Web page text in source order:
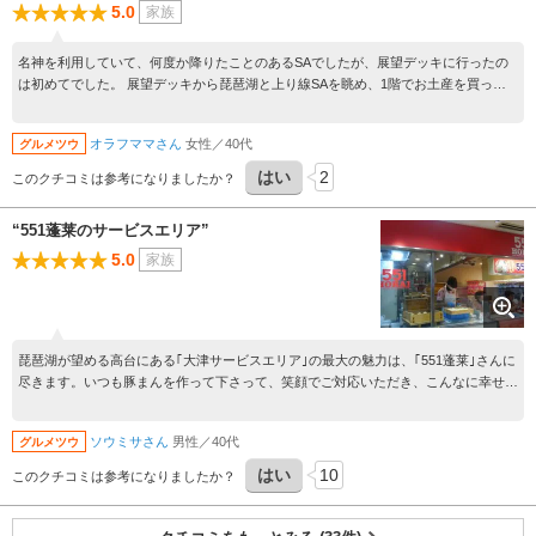
5.0 家族
名神を利用していて、何度か降りたことのあるSAでしたが、展望デッキに行ったの
は初めてでした。 展望デッキから琵琶湖と上り線SAを眺め、1階でお土産を買って
グルメツウ オラフママさん 女性／40代
このクチコミは参考になりましたか？ はい 2
“551蓬莱のサービスエリア”
5.0 家族
琵琶湖が望める高台にある｢大津サービスエリア｣の最大の魅力は、｢551蓬莱｣さんに
尽きます。いつも豚まんを作って下さって、笑顔でご対応いただき、こんなに幸せを
グルメツウ ソウミサさん 男性／40代
このクチコミは参考になりましたか？ はい 10